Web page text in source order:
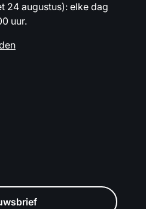
24 augustus): elke dag
uur.